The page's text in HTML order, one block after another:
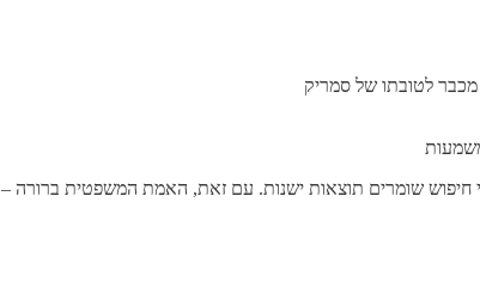
לטובתו של סמריק
חיפוש שומרים תוצאות ישנות. עם זאת, האמת המשפטית ברורה –